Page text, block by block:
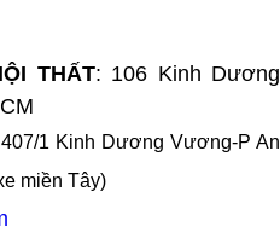
THẤT: 106 Kinh Dương
407/1 Kinh Dương Vương-P An
miền Tây)